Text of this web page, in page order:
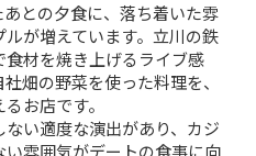
との夕食に、落ち着いた雰
が増えています。立川の鉄
材を焼き上げるライブ感
畑の野菜を使った料理を、
お店です。
い適度な演出があり、カジ